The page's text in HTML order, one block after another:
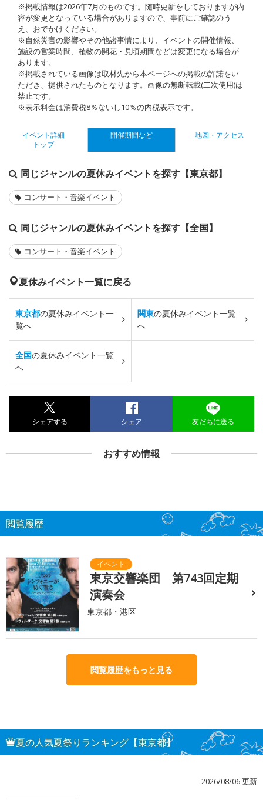
※掲載情報は2026年7月のものです。随時更新をしておりますが内
容が変更となっている場合がありますので、事前にご確認のう
え、おでかけください。
※自然災害の影響やその他諸事情により、イベントの開催情報、
施設の営業時間、植物の開花・見頃期間などは変更になる場合が
あります。
※掲載されている画像は取材先から本ページへの掲載の許諾をい
ただき、提供されたものとなります。画像の無断転載(二次使用)は
禁止です。
※表示料金は消費税8％ないし10％の内税表示です。
イベント詳細
トップ
開催期間など 地図・アクセス
同じジャンルの夏休みイベントを探す【東京都】
コンサート・音楽イベント
同じジャンルの夏休みイベントを探す【全国】
コンサート・音楽イベント
夏休みイベント一覧に戻る
東京都の夏休みイベント一
覧へ
関東の夏休みイベント一覧
へ
全国の夏休みイベント一覧
へ
シェアする シェア 友だちに送る
おすすめ情報
閲覧履歴
東京交響楽団 第743回定期
演奏会
東京都・港区
閲覧履歴をもっと見る
夏の人気夏祭りランキング【東京都】
2026/08/06 更新